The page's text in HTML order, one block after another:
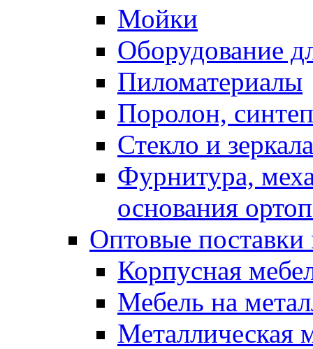
Мойки
Оборудование
Пиломатериалы
Поролон,
Стекло и зеркала
Фурнитура,
основания
Оптовые поставки
Корпусная
Мебель на
Металлическая